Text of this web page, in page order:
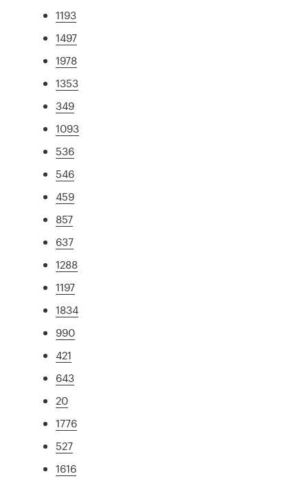
1193
1497
1978
1353
349
1093
536
546
459
857
637
1288
1197
1834
990
421
643
20
1776
527
1616